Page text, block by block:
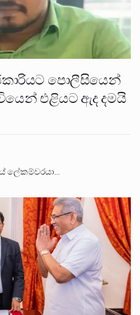
පොලීසියෙන්
එළියට ඇද දමයි
ලේකම්වරයා…